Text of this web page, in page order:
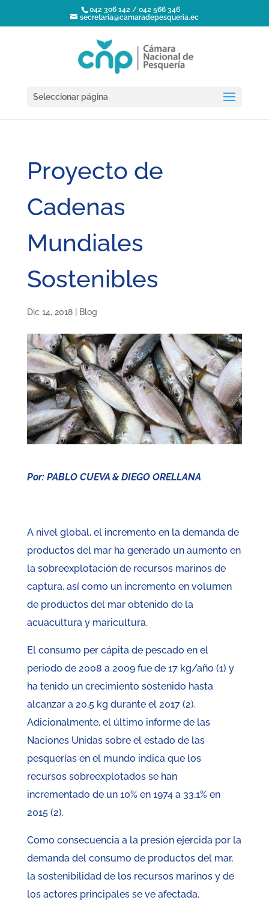
042 306 142 / 042 566 346
secretaria@camaradepesqueria.ec
Seleccionar página
Proyecto de
Cadenas
Mundiales
Sostenibles
Dic 14, 2018| Blog
Por: PABLO CUEVA & DIEGO ORELLANA
A nivel global, el incremento en la demanda de
productos del mar ha generado un aumento en
la sobreexplotación de recursos marinos de
captura, así como un incremento en volumen
de productos del mar obtenido de la
acuacultura y maricultura.
El consumo per cápita de pescado en el
periodo de 2008 a 2009 fue de 17 kg/año (1) y
ha tenido un crecimiento sostenido hasta
alcanzar a 20,5 kg durante el 2017 (2).
Adicionalmente, el último informe de las
Naciones Unidas sobre el estado de las
pesquerías en el mundo indica que los
recursos sobreexplotados se han
incrementado de un 10% en 1974 a 33,1% en
2015 (2).
Como consecuencia a la presión ejercida por la
demanda del consumo de productos del mar,
la sostenibilidad de los recursos marinos y de
los actores principales se ve afectada.